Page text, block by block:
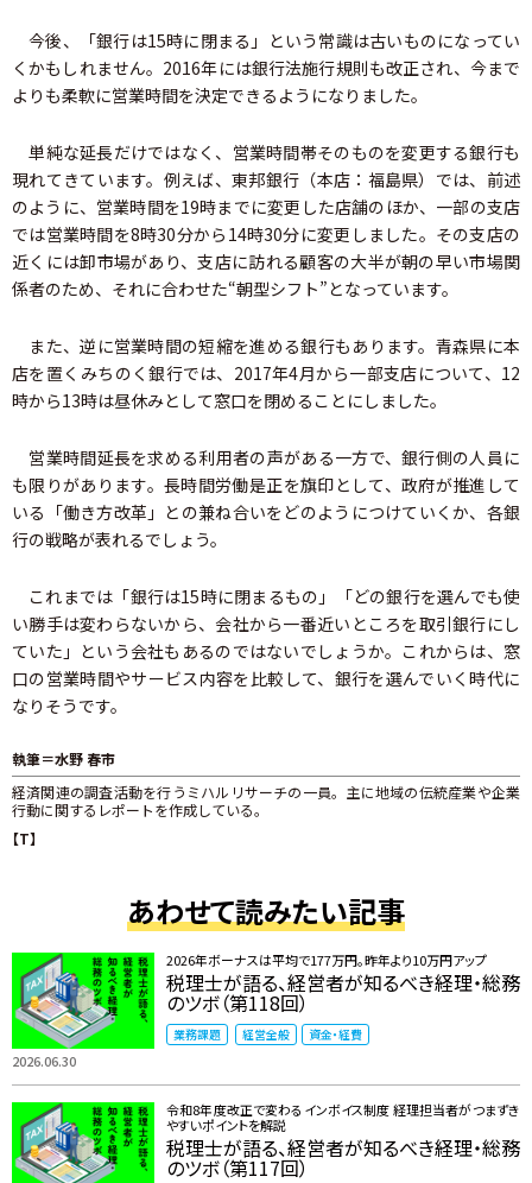
今後、「銀行は15時に閉まる」という常識は古いものになってい
くかもしれません。2016年には銀行法施行規則も改正され、今まで
よりも柔軟に営業時間を決定できるようになりました。
単純な延長だけではなく、営業時間帯そのものを変更する銀行も
現れてきています。例えば、東邦銀行（本店：福島県）では、前述
のように、営業時間を19時までに変更した店舗のほか、一部の支店
では営業時間を8時30分から14時30分に変更しました。その支店の
近くには卸市場があり、支店に訪れる顧客の大半が朝の早い市場関
係者のため、それに合わせた“朝型シフト”となっています。
また、逆に営業時間の短縮を進める銀行もあります。青森県に本
店を置くみちのく銀行では、2017年4月から一部支店について、12
時から13時は昼休みとして窓口を閉めることにしました。
営業時間延長を求める利用者の声がある一方で、銀行側の人員に
も限りがあります。長時間労働是正を旗印として、政府が推進して
いる「働き方改革」との兼ね合いをどのようにつけていくか、各銀
行の戦略が表れるでしょう。
これまでは「銀行は15時に閉まるもの」「どの銀行を選んでも使
い勝手は変わらないから、会社から一番近いところを取引銀行にし
ていた」という会社もあるのではないでしょうか。これからは、窓
口の営業時間やサービス内容を比較して、銀行を選んでいく時代に
なりそうです。
執筆＝水野 春市
経済関連の調査活動を行うミハルリサーチの一員。主に地域の伝統産業や企業
行動に関するレポートを作成している。
【T】
あわせて読みたい記事
2026.06.30
2026年ボーナスは平均で177万円。昨年より10万円アップ
税理士が語る、経営者が知るべき経理・総務
のツボ（第118回）
業務課題 経営全般 資金・経費
令和8年度改正で変わるインボイス制度 ――経理担当者がつまずき
やすいポイントを解説
税理士が語る、経営者が知るべき経理・総務
のツボ（第117回）